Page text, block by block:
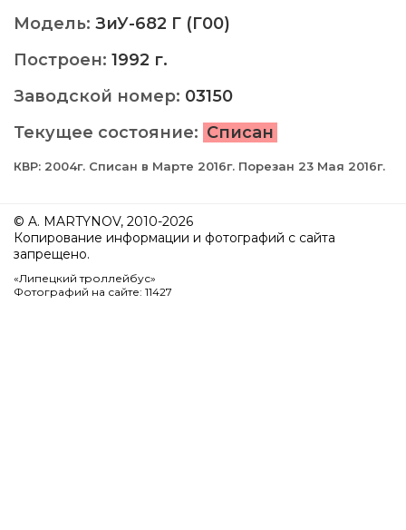
Модель: ЗиУ-682 Г (Г00)
Построен: 1992 г.
Заводской номер: 03150
Текущее состояние: Списан
КВР: 2004г. Списан в Марте 2016г. Порезан 23 Мая 2016г.
© A. MARTYNOV, 2010-2026
Копирование информации и фотографий с сайта
запрещено.
«Липецкий троллейбус»
Фотографий на сайте: 11427